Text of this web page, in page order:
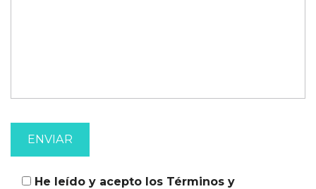
He leído y acepto los Términos y